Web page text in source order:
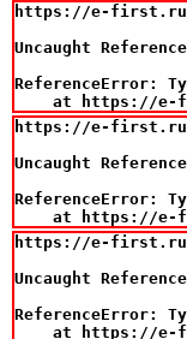
https://e-first.ru/
Uncaught
ReferenceError:
at https://e-
https://e-first.ru/
Uncaught
ReferenceError:
at https://e-
https://e-first.ru/
Uncaught
ReferenceError:
at https://e-